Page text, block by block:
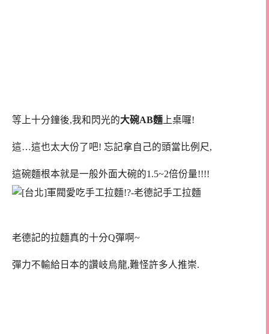
等上十分鐘後,我和閃光的大碗AB麵 上桌囉!
這…這也太大份了吧! 忘記拿自己的頭當比例尺,
這碗麵根本就是一般外面大碗的1.5~2倍份量!!!!
老德記的拉麵真的十分Q彈啊~
彈力不輸給日本的讚岐烏龍,難怪許多人推崇.